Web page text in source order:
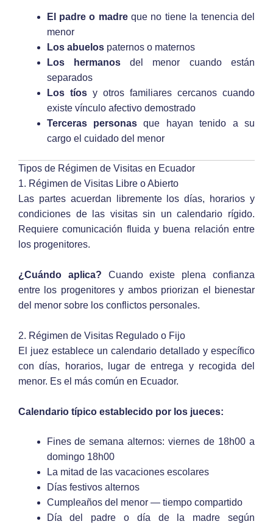
El padre o madreque no tiene la tenencia del
menor
Los abuelospaternos o maternos
Los hermanosdel menor cuando están
separados
Los tíosy otros familiares cercanos cuando
existe vínculo afectivo demostrado
Terceras personasque hayan tenido a su
cargo el cuidado del menor
Tipos de Régimen de Visitas en Ecuador
1. Régimen de Visitas Libre o Abierto
Las partes acuerdan libremente los días, horarios y
condiciones de las visitas sin un calendario rígido.
Requiere comunicación fluida y buena relación entre
los progenitores.
¿Cuándo aplica? Cuando existe plena confianza
entre los progenitores y ambos priorizan el bienestar
del menor sobre los conflictos personales.
2. Régimen de Visitas Regulado o Fijo
El juez establece un calendario detallado y específico
con días, horarios, lugar de entrega y recogida del
menor. Es el más común en Ecuador.
Calendario típico establecido por los jueces:
Fines de semana alternos: viernes de 18h00 a
domingo 18h00
La mitad de las vacaciones escolares
Días festivos alternos
Cumpleaños del menor — tiempo compartido
Día del padre o día de la madre según